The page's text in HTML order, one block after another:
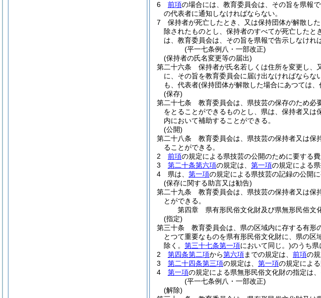
6
前項の場合には、教育委員会は、その旨を県報
の代表者に通知しなければならない。
7
保持者が死亡したとき、又は保持団体が解散した
除されたものとし、保持者のすべてが死亡したと
は、教育委員会は、その旨を県報で告示しなけれ
(平一七条例八・一部改正)
(保持者の氏名変更等の届出)
第二十六条
保持者が氏名若しくは住所を変更し、
に、その旨を教育委員会に届け出なければならない
も、代表者(保持団体が解散した場合にあつては
(保存)
第二十七条
教育委員会は、県技芸の保存のため必
をとることができるものとし、県は、保持者又
内において補助することができる。
(公開)
第二十八条
教育委員会は、県技芸の保持者又は保
ることができる。
2
前項の規定による県技芸の公開のために要する
3
第二十条第六項の規定は、 第一項の規定による
4
県は、 第一項の規定による県技芸の記録の公開
(保存に関する助言又は勧告)
第二十九条
教育委員会は、県技芸の保持者又は保
とができる。
第四章
県有形民俗文化財及び県無形民俗文
(指定)
第三十条
教育委員会は、県の区域内に存する有形
とつて重要なものを県有形民俗文化財に、県の区
除く。 第三十七条第一項において同じ。)のうち県
2
第四条第二項から第六項までの規定は、 前項の
3
第二十四条第三項の規定は、 第一項の規定によ
4
第一項の規定による県無形民俗文化財の指定は
(平一七条例八・一部改正)
(解除)